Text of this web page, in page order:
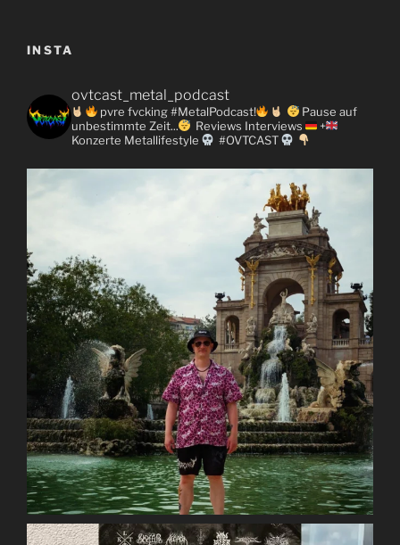
INSTA
ovtcast_metal_podcast
pvre fvcking #MetalPodcast!
Pause auf
unbestimmte Zeit...
Reviews Interviews
+
Konzerte Metallifestyle #OVTCAST